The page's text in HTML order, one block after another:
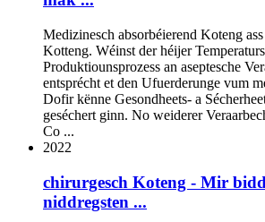
Medizinesch absorbéierend Koteng
Kotteng. Wéinst der héijer
Produktiounsprozess an aseptesche
entsprécht et den Ufuerderunge vum
Dofir kënne Gesondheets- a
geséchert ginn. No weiderer
Co ...
2022
chirurgesch Koteng - Mir
niddregsten ...